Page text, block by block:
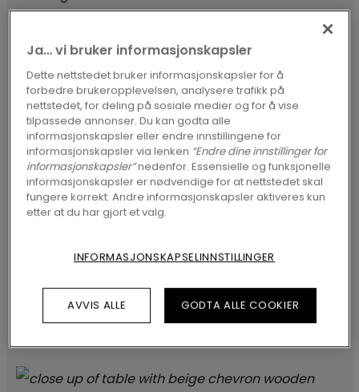
LAMINAT
VINYL
Ja… vi bruker informasjonskapsler
Dette nettstedet bruker informasjonskapsler for å
forbedre brukeropplevelsen, analysere trafikk på
nettstedet, for deling på sosiale medier og for å vise
tilpassede annonser. Du kan godta alle
informasjonskapsler eller endre innstillingene for
informasjonskapsler via lenken “Endre dine innstillinger for
informasjonskapsler”nedenfor. Essensielle og funksjonelle
informasjonskapsler er nødvendige for at nettstedet skal
fungere korrekt. Andre informasjonskapsler aktiveres kun
etter at du har gjort et valg.
INFORMASJONSKAPSELINNSTILLINGER
AVVIS ALLE GODTA ALLE COOKIER